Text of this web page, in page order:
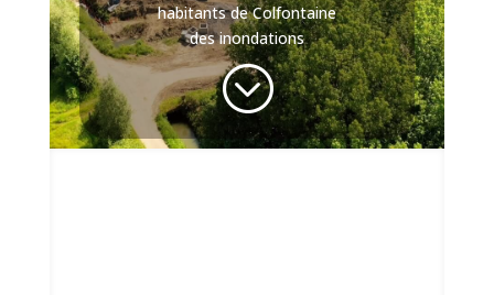
habitants de Colfontaine
des inondations
;